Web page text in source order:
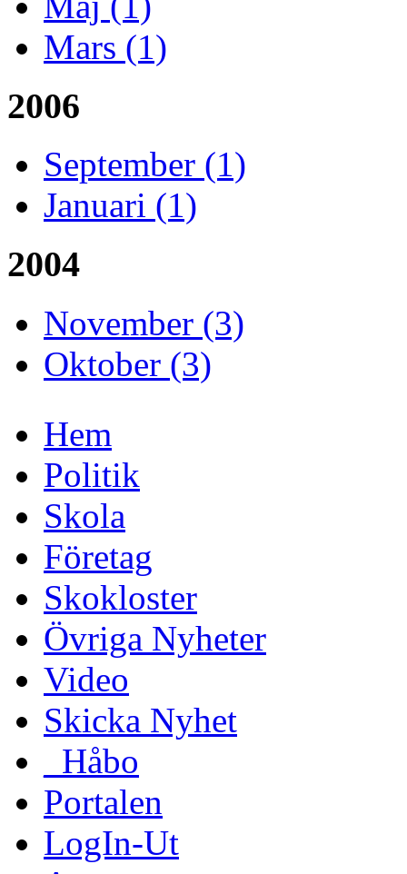
Mars (1)
2006
September (1)
Januari (1)
2004
November (3)
Oktober (3)
Hem
Politik
Skola
Företag
Skokloster
Övriga Nyheter
Video
Skicka Nyhet
_Håbo
Portalen
LogIn-Ut